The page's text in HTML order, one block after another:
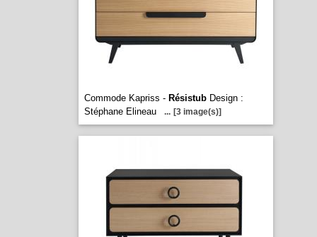
Commode Kapriss - RésistubDesign :
Stéphane Elineau
... [3 image(s)]